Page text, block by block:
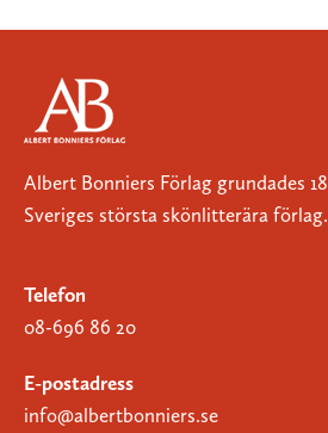
Albert Bonniers Förlag grundades
Sveriges största skönlitterära förlag.
Telefon
08-696 86 20
E-postadress
info@albertbonniers.se